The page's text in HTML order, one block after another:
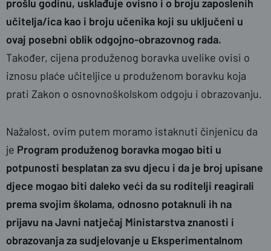
prošlu godinu, usklađuje ovisno i o broju zaposlenih
učitelja/ica kao i broju učenika koji su uključeni u
ovaj posebni oblik odgojno-obrazovnog rada.
Također, cijena produženog boravka uvelike ovisi o
iznosu plaće učiteljice u produženom boravku koja
prati Zakon o osnovnoškolskom odgoju i obrazovanju.
Nažalost, ovim putem moramo istaknuti činjenicu da
je Program produženog boravka mogao biti u
potpunosti besplatan za svu djecu i da je broj upisane
djece mogao biti daleko veći da su roditelji reagirali
prema svojim školama, odnosno potaknuli ih na
prijavu na Javni natječaj Ministarstva znanosti i
obrazovanja za sudjelovanje u Eksperimentalnom